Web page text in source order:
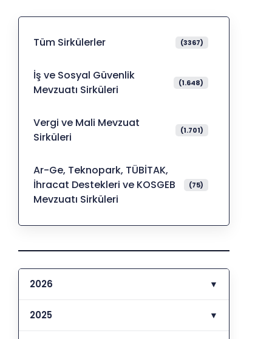
Tüm Sirkülerler (3367)
İş ve Sosyal Güvenlik
Mevzuatı Sirküleri
(1.648)
Vergi ve Mali Mevzuat
Sirküleri
(1.701)
Ar-Ge, Teknopark, TÜBİTAK,
İhracat Destekleri ve KOSGEB
Mevzuatı Sirküleri
(75)
2026 ▼
2025 ▼